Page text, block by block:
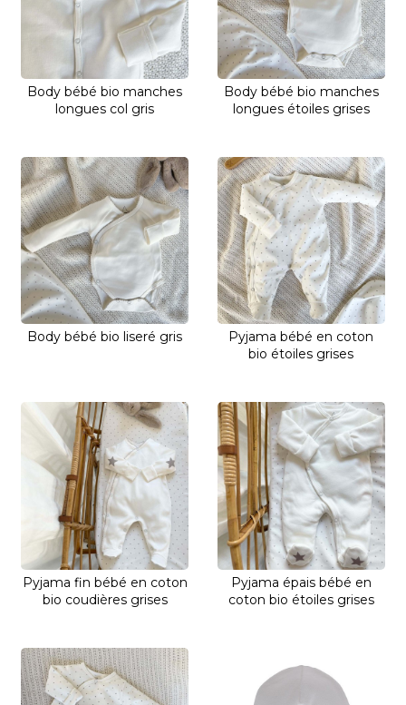
Body bébé bio manches
longues col gris
Body bébé bio manches
longues étoiles grises
Body bébé bio liseré gris
Pyjama bébé en coton
bio étoiles grises
Pyjama fin bébé en coton
bio coudières grises
Pyjama épais bébé en
coton bio étoiles grises